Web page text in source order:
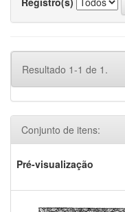
Resultado 1-1 de 1.
Conjunto de itens:
Pré-visualização